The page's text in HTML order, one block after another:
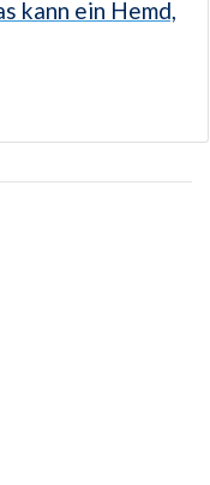
kann ein Hemd,